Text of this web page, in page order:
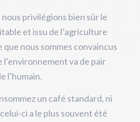
privilégions bien sûr le
et issu de l’agriculture
nous sommes convaincus
l’environnement va de pair
l’humain.
un café standard, ni
ci a le plus souvent été